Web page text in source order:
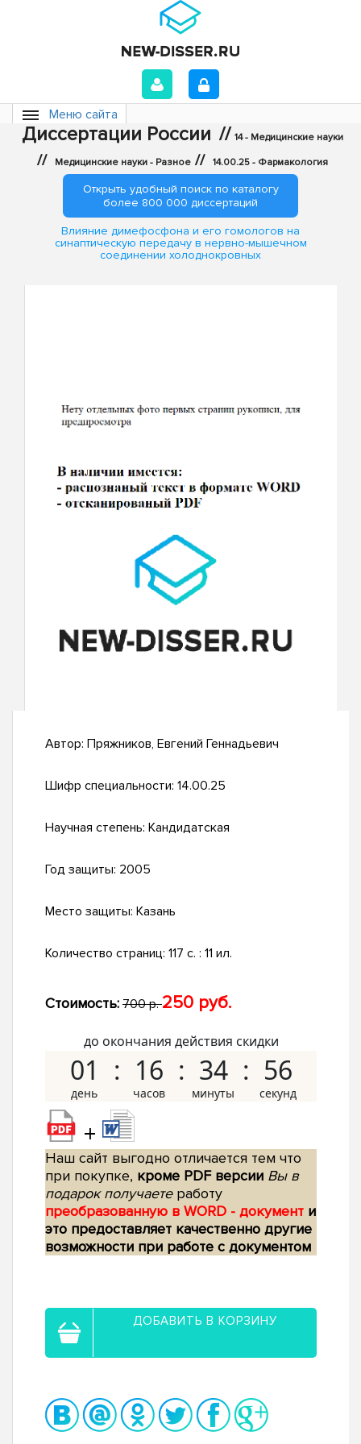
Меню сайта
Диссертации России // 14 - Медицинские науки
// Медицинские науки - Разное // 14.00.25 - Фармакология
Открыть удобный поиск по каталогу
более 800 000 диссертаций
Влияние димефосфона и его гомологов на
синаптическую передачу в нервно-мышечном
соединении холоднокровных
Автор: Пряжников, Евгений Геннадьевич
Шифр специальности: 14.00.25
Научная степень: Кандидатская
Год защиты: 2005
Место защиты: Казань
Количество страниц: 117 с. : 11 ил.
Стоимость: 700 р.250 руб.
до окончания действия скидки
01 16 34 55
+
Наш сайт выгодно отличается тем что
при покупке, кроме PDF версии Вы в
подарок получаетеработу
преобразованную в WORD - документ и
это предоставляет качественно другие
возможности при работе с документом
ДОБАВИТЬ В КОРЗИНУ